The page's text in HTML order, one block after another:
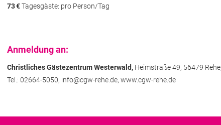
73€Tagesgäste: pro Person/Tag
Anmeldung an:
Christliches Gästezentrum Westerwald, Heimstraße 49, 56479 Rehe,
Tel.: 02664-5050, info@cgw-rehe.de, www.cgw-rehe.de